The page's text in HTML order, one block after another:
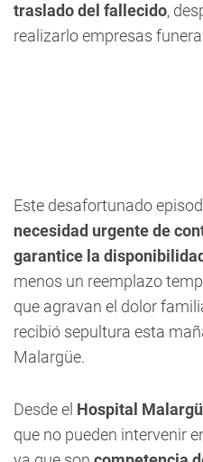
traslado del fallecido,
realizarlo empresas
Este desafortunado
necesidad urgente de
garantice la
menos un reemplazo
que agravan el dolor
recibió sepultura esta
Malargüe.
Desde el Hospital
que no pueden intervenir